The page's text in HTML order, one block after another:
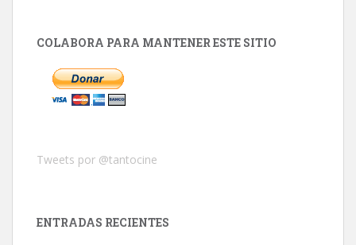
COLABORA PARA MANTENER ESTE SITIO
Tweets por @tantocine
ENTRADAS RECIENTES